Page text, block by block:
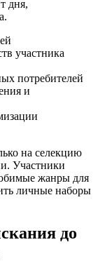
дня,
участника
потребителей
и
на селекцию
Участники
жанры для
личные наборы
до